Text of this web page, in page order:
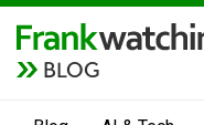
BLOG